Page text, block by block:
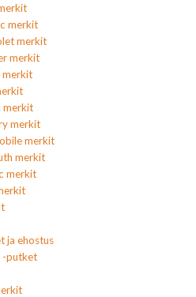
merkit
merkit
merkit
merkit
merkit
merkit
merkit
merkit
merkit
ja ehostus
-putket